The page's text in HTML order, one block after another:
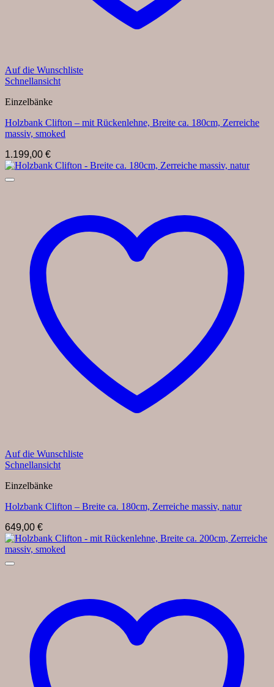
Auf die Wunschliste
Schnellansicht
Einzelbänke
Holzbank Clifton – mit Rückenlehne, Breite ca. 180cm, Zerreiche
massiv, smoked
1.199,00 €
Auf die Wunschliste
Schnellansicht
Einzelbänke
Holzbank Clifton – Breite ca. 180cm, Zerreiche massiv, natur
649,00 €